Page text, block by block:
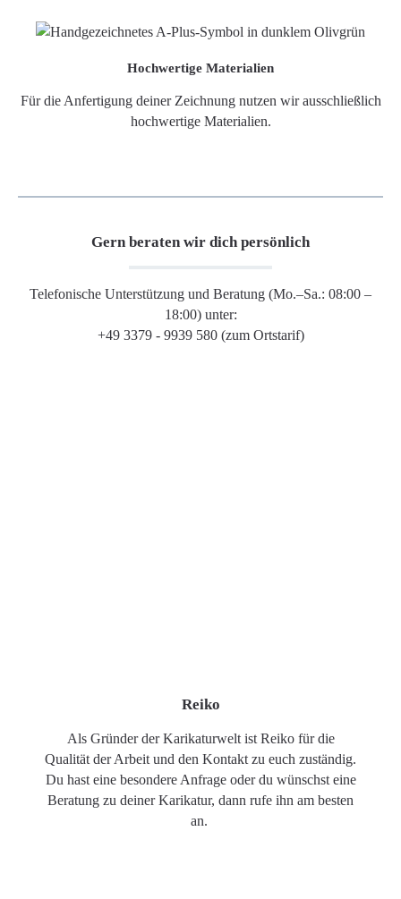
Hochwertige Materialien
Für die Anfertigung deiner Zeichnung nutzen wir ausschließlich
hochwertige Materialien.
Gern beraten wir dich persönlich
Telefonische Unterstützung und Beratung (Mo.–Sa.: 08:00 –
18:00) unter:
+49 3379 - 9939 580 (zum Ortstarif)
Reiko
Als Gründer der Karikaturwelt ist Reiko für die
Qualität der Arbeit und den Kontakt zu euch zuständig.
Du hast eine besondere Anfrage oder du wünschst eine
Beratung zu deiner Karikatur, dann rufe ihn am besten
an.